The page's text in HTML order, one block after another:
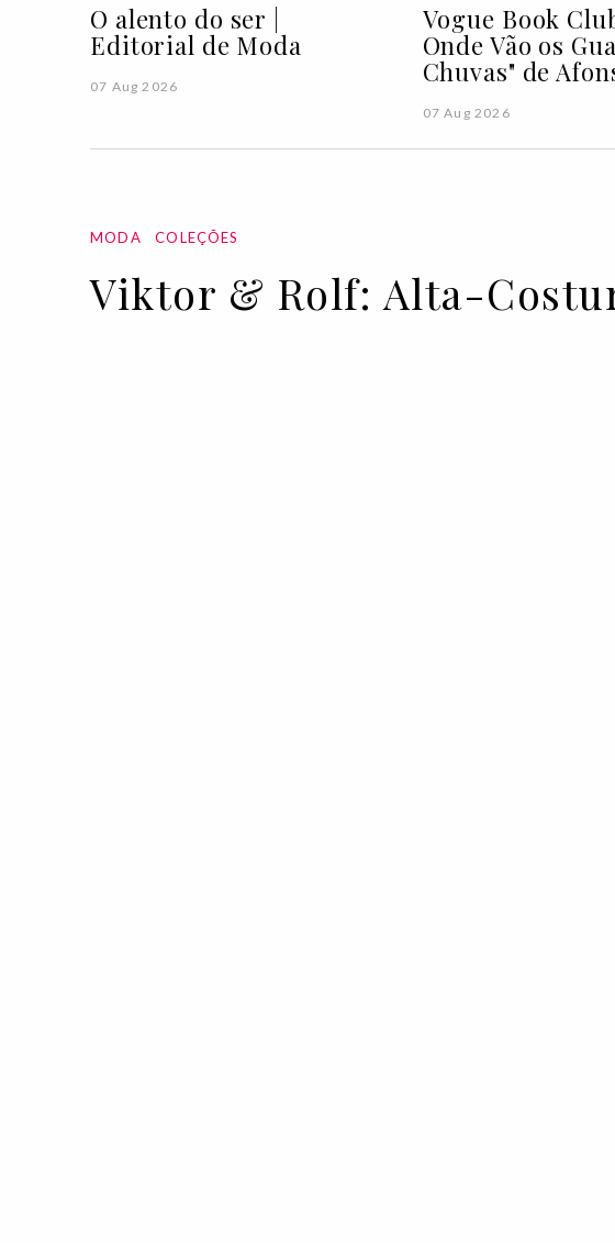
O alento do ser |
Editorial de Moda
07 Aug 2026
Vogue Book
Onde Vão os
Chuvas" de
07 Aug 2026
MODA COLEÇÕES
Viktor & Rolf: Alta-